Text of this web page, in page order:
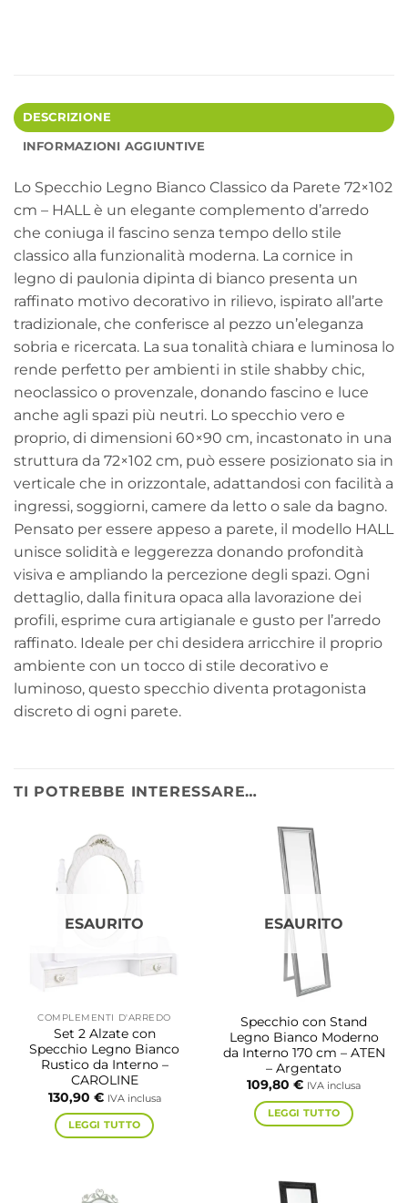
DESCRIZIONE
INFORMAZIONI AGGIUNTIVE
Lo Specchio Legno Bianco Classico da Parete 72×102
cm – HALL è un elegante complemento d’arredo
che coniuga il fascino senza tempo dello stile
classico alla funzionalità moderna. La cornice in
legno di paulonia dipinta di bianco presenta un
raffinato motivo decorativo in rilievo, ispirato all’arte
tradizionale, che conferisce al pezzo un’eleganza
sobria e ricercata. La sua tonalità chiara e luminosa lo
rende perfetto per ambienti in stile shabby chic,
neoclassico o provenzale, donando fascino e luce
anche agli spazi più neutri. Lo specchio vero e
proprio, di dimensioni 60×90 cm, incastonato in una
struttura da 72×102 cm, può essere posizionato sia in
verticale che in orizzontale, adattandosi con facilità a
ingressi, soggiorni, camere da letto o sale da bagno.
Pensato per essere appeso a parete, il modello HALL
unisce solidità e leggerezza donando profondità
visiva e ampliando la percezione degli spazi. Ogni
dettaglio, dalla finitura opaca alla lavorazione dei
profili, esprime cura artigianale e gusto per l’arredo
raffinato. Ideale per chi desidera arricchire il proprio
ambiente con un tocco di stile decorativo e
luminoso, questo specchio diventa protagonista
discreto di ogni parete.
TI POTREBBE INTERESSARE…
ESAURITO
COMPLEMENTI D'ARREDO
Set 2 Alzate con
Specchio Legno Bianco
Rustico da Interno –
CAROLINE
130,90 € IVA inclusa
LEGGI TUTTO
ESAURITO
Specchio con Stand
Legno Bianco Moderno
da Interno 170 cm – ATEN
– Argentato
109,80 € IVA inclusa
LEGGI TUTTO